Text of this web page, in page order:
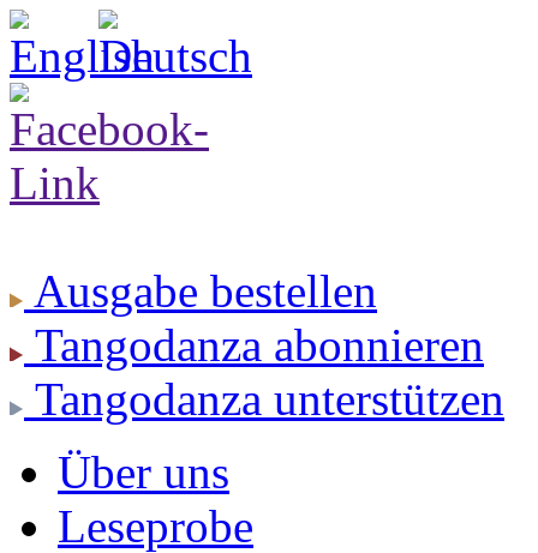
Ausgabe bestellen
Tangodanza abonnieren
Tangodanza unterstützen
Über uns
Leseprobe